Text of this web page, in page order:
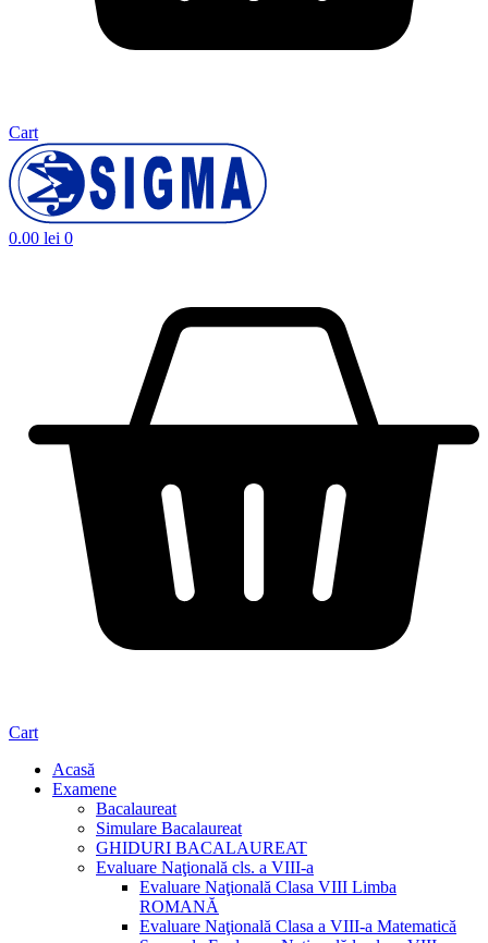
Cart
0.00 lei 0
Cart
Acasă
Examene
Bacalaureat
Simulare Bacalaureat
GHIDURI BACALAUREAT
Evaluare Naţională cls. a VIII-a
Evaluare Naţională Clasa VIII Limba
ROMANĂ
Evaluare Naţională Clasa a VIII-a Matematică